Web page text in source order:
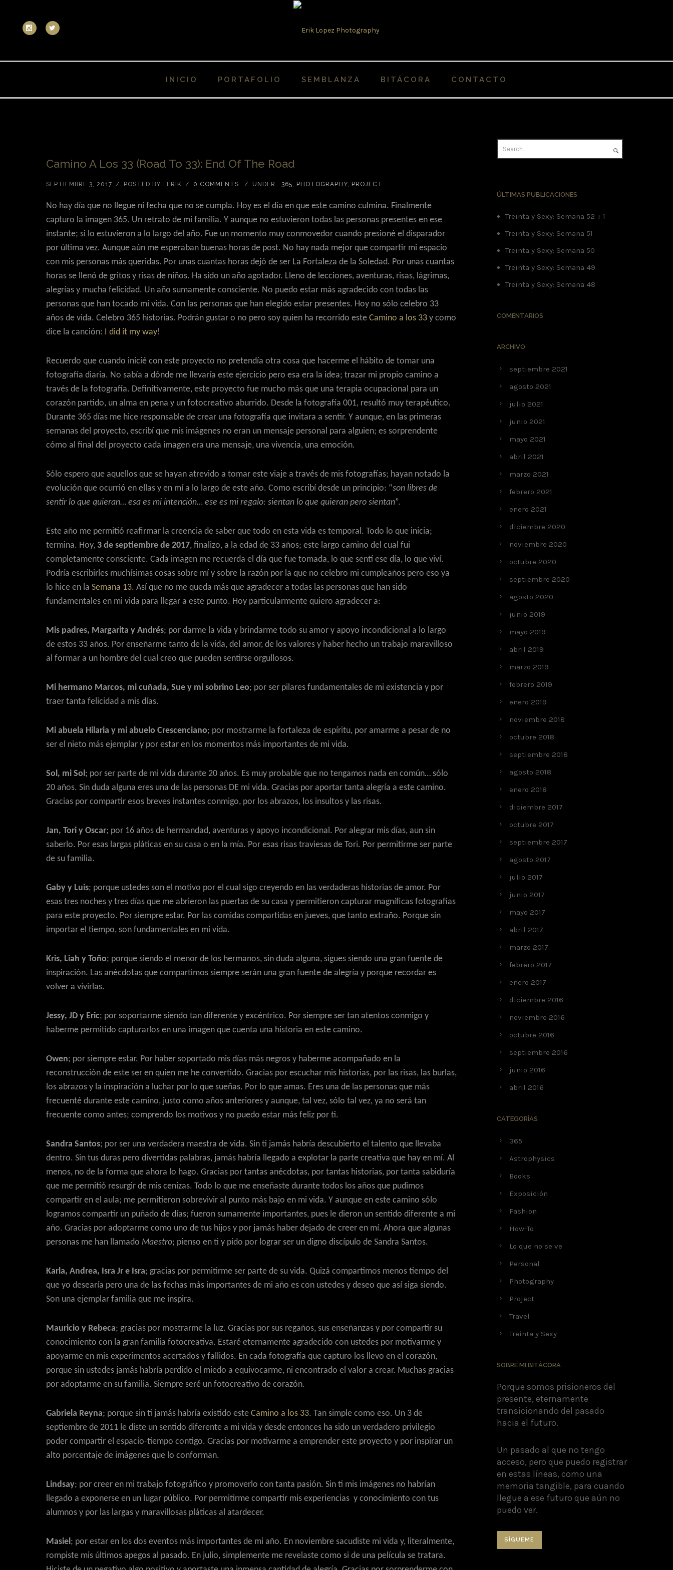
INICIO PORTAFOLIO SEMBLANZA BITÁCORA CONTACTO
Camino A Los 33 (Road To 33): End Of The Road
SEPTIEMBRE 3, 2017 / POSTED BY : ERIK / 0 COMMENTS / UNDER : 365 PHOTOGRAPHY PROJECT
No hay día que no llegue ni fecha que no se cumpla. Hoy es el día en que este camino culmina. Finalmente
capturo la imagen 365. Un retrato de mi familia. Y aunque no estuvieron todas las personas presentes en ese
instante; si lo estuvieron a lo largo del año. Fue un momento muy conmovedor cuando presioné el disparador
por última vez. Aunque aún me esperaban buenas horas de post. No hay nada mejor que compartir mi espacio
con mis personas más queridas. Por unas cuantas horas dejó de ser La Fortaleza de la Soledad. Por unas cuantas
horas se llenó de gritos y risas de niños. Ha sido un año agotador. Lleno de lecciones, aventuras, risas, lágrimas,
alegrías y mucha felicidad. Un año sumamente consciente. No puedo estar más agradecido con todas las
personas que han tocado mi vida. Con las personas que han elegido estar presentes. Hoy no sólo celebro 33
años de vida. Celebro 365 historias. Podrán gustar o no pero soy quien ha recorrido este Camino a los 33 y como
dice la canción:
I did it my way!
Recuerdo que cuando inicié con este proyecto no pretendía otra cosa que hacerme el hábito de tomar una
fotografía diaria. No sabía a dónde me llevaría este ejercicio pero esa era la idea; trazar mi propio camino a
través de la fotografía. Definitivamente, este proyecto fue mucho más que una terapia ocupacional para un
corazón partido, un alma en pena y un fotocreativo aburrido. Desde la fotografía 001, resultó muy terapéutico.
Durante 365 días me hice responsable de crear una fotografía que invitara a sentir. Y aunque, en las primeras
semanas del proyecto, escribí que mis imágenes no eran un mensaje personal para alguien; es sorprendente
cómo al final del proyecto cada imagen era una mensaje, una vivencia, una emoción.
Sólo espero que aquellos que se hayan atrevido a tomar este viaje a través de mis fotografías; hayan notado la
evolución que ocurrió en ellas y en mí a lo largo de este año. Como escribí desde un principio: “son libres de
sentir lo que quieran… esa es mi intención… ese es mi regalo: sientan lo que quieran pero sientan”.
Este año me permitió reafirmar la creencia de saber que todo en esta vida es temporal. Todo lo que inicia;
termina. Hoy, 3 de septiembre de 2017, finalizo, a la edad de 33 años; este largo camino del cual fui
completamente consciente. Cada imagen me recuerda el día que fue tomada, lo que sentí ese día, lo que viví.
Podría escribirles muchísimas cosas sobre mí y sobre la razón por la que no celebro mi cumpleaños pero eso ya
lo hice en la Semana 13. Así que no me queda más que agradecer a todas las personas que han sido
fundamentales en mi vida para llegar a este punto. Hoy particularmente quiero agradecer a:
Mis padres, Margarita y Andrés; por darme la vida y brindarme todo su amor y apoyo incondicional a lo largo
de estos 33 años. Por enseñarme tanto de la vida, del amor, de los valores y haber hecho un trabajo maravilloso
al formar a un hombre del cual creo que pueden sentirse orgullosos.
Mi hermano Marcos, mi cuñada, Sue y mi sobrino Leo; por ser pilares fundamentales de mi existencia y por
traer tanta felicidad a mis días.
Mi abuela Hilaria y mi abuelo Crescenciano; por mostrarme la fortaleza de espíritu, por amarme a pesar de no
ser el nieto más ejemplar y por estar en los momentos más importantes de mi vida.
Sol, mi Sol ; por ser parte de mi vida durante 20 años. Es muy probable que no tengamos nada en común… sólo
20 años. Sin duda alguna eres una de las personas DE mi vida. Gracias por aportar tanta alegría a este camino.
Gracias por compartir esos breves instantes conmigo, por los abrazos, los insultos y las risas.
Jan, Tori y Oscar; por 16 años de hermandad, aventuras y apoyo incondicional. Por alegrar mis días, aun sin
saberlo. Por esas largas pláticas en su casa o en la mía. Por esas risas traviesas de Tori. Por permitirme ser parte
de su familia.
Gaby y Luis; porque ustedes son el motivo por el cual sigo creyendo en las verdaderas historias de amor. Por
esas tres noches y tres días que me abrieron las puertas de su casa y permitieron capturar magníficas fotografías
para este proyecto. Por siempre estar. Por las comidas compartidas en jueves, que tanto extraño. Porque sin
importar el tiempo, son fundamentales en mi vida.
Kris, Liah y Toño; porque siendo el menor de los hermanos, sin duda alguna, sigues siendo una gran fuente de
inspiración. Las anécdotas que compartimos siempre serán una gran fuente de alegría y porque recordar es
volver a vivirlas.
Jessy, JD y Eric; por soportarme siendo tan diferente y excéntrico. Por siempre ser tan atentos conmigo y
haberme permitido capturarlos en una imagen que cuenta una historia en este camino.
Owen; por siempre estar. Por haber soportado mis días más negros y haberme acompañado en la
reconstrucción de este ser en quien me he convertido. Gracias por escuchar mis historias, por las risas, las burlas,
los abrazos y la inspiración a luchar por lo que sueñas. Por lo que amas. Eres una de las personas que más
frecuenté durante este camino, justo como años anteriores y aunque, tal vez, sólo tal vez, ya no será tan
frecuente como antes; comprendo los motivos y no puedo estar más feliz por ti.
Sandra Santos; por ser una verdadera maestra de vida. Sin ti jamás habría descubierto el talento que llevaba
dentro. Sin tus duras pero divertidas palabras, jamás habría llegado a explotar la parte creativa que hay en mí. Al
menos, no de la forma que ahora lo hago. Gracias por tantas anécdotas, por tantas historias, por tanta sabiduría
que me permitió resurgir de mis cenizas. Todo lo que me enseñaste durante todos los años que pudimos
compartir en el aula; me permitieron sobrevivir al punto más bajo en mi vida. Y aunque en este camino sólo
logramos compartir un puñado de días; fueron sumamente importantes, pues le dieron un sentido diferente a mi
año. Gracias por adoptarme como uno de tus hijos y por jamás haber dejado de creer en mí. Ahora que algunas
personas me han llamado Maestro; pienso en ti y pido por lograr ser un digno discípulo de Sandra Santos.
Karla, Andrea, Isra Jr e Isra; gracias por permitirme ser parte de su vida. Quizá compartimos menos tiempo del
que yo desearía pero una de las fechas más importantes de mi año es con ustedes y deseo que así siga siendo.
Son una ejemplar familia que me inspira.
Mauricio y Rebeca; gracias por mostrarme la luz. Gracias por sus regaños, sus enseñanzas y por compartir su
conocimiento con la gran familia fotocreativa. Estaré eternamente agradecido con ustedes por motivarme y
apoyarme en mis experimentos acertados y fallidos. En cada fotografía que capturo los llevo en el corazón,
porque sin ustedes jamás habría perdido el miedo a equivocarme, ni encontrado el valor a crear. Muchas gracias
por adoptarme en su familia. Siempre seré un fotocreativo de corazón.
Gabriela Reyna; porque sin ti jamás habría existido este Camino a los 33. Tan simple como eso. Un 3 de
septiembre de 2011 le diste un sentido diferente a mi vida y desde entonces ha sido un verdadero privilegio
poder compartir el espacio-tiempo contigo. Gracias por motivarme a emprender este proyecto y por inspirar un
alto porcentaje de imágenes que lo conforman.
Lindsay; por creer en mi trabajo fotográfico y promoverlo con tanta pasión. Sin ti mis imágenes no habrían
llegado a exponerse en un lugar público. Por permitirme compartir mis experiencias y conocimiento con tus
alumnos y por las largas y maravillosas pláticas al atardecer.
Masiel ; por estar en los dos eventos más importantes de mi año. En noviembre sacudiste mi vida y, literalmente,
rompiste mis últimos apegos al pasado. En julio, simplemente me revelaste como si de una película se tratara.
ÚLTIMAS PUBLICACIONES
Treinta y Sexy: Semana 52 + 1
Treinta y Sexy: Semana 51
Treinta y Sexy: Semana 50
Treinta y Sexy: Semana 49
Treinta y Sexy: Semana 48
COMENTARIOS
ARCHIVO
septiembre 2021
agosto 2021
julio 2021
junio 2021
mayo 2021
abril 2021
marzo 2021
febrero 2021
enero 2021
diciembre 2020
noviembre 2020
octubre 2020
septiembre 2020
agosto 2020
junio 2019
mayo 2019
abril 2019
marzo 2019
febrero 2019
enero 2019
noviembre 2018
octubre 2018
septiembre 2018
agosto 2018
enero 2018
diciembre 2017
octubre 2017
septiembre 2017
agosto 2017
julio 2017
junio 2017
mayo 2017
abril 2017
marzo 2017
febrero 2017
enero 2017
diciembre 2016
noviembre 2016
octubre 2016
septiembre 2016
junio 2016
abril 2016
CATEGORÍAS
365
Astrophysics
Books
Exposición
Fashion
How-To
Lo que no se ve
Personal
Photography
Project
Travel
Treinta y Sexy
SOBRE MI BITÁCORA
Porque somos prisioneros del
presente, eternamente
transicionando del pasado
hacia el futuro.
Un pasado al que no tengo
acceso, pero que puedo registrar
en estas líneas, como una
memoria tangible, para cuando
llegue a ese futuro que aún no
puedo ver.
SÍGUEME